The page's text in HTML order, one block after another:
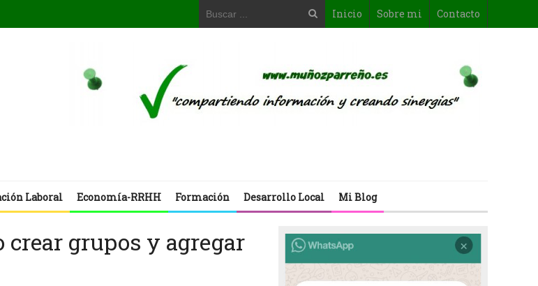
Inicio Sobre mi Contacto
Laboral Economía-RRHH Formación Desarrollo Local Mi Blog
crear grupos y agregar